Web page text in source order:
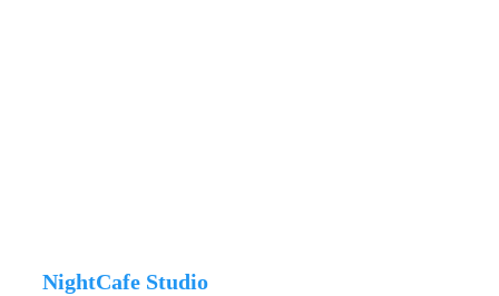
NightCafe Studio